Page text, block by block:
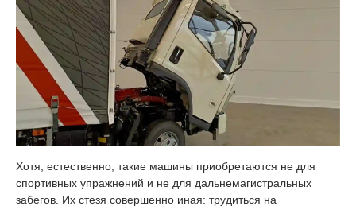
Хотя, естественно, такие машины приобретаются не для
спортивных упражнений и не для дальнемагистральных
забегов. Их стезя совершенно иная: трудиться на